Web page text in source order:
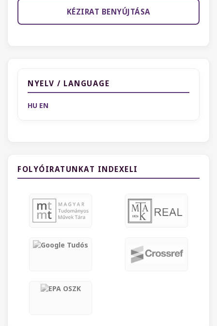
KÉZIRAT BENYÚJTÁSA
NYELV / LANGUAGE
HU EN
FOLYÓIRATUNKAT INDEXELI